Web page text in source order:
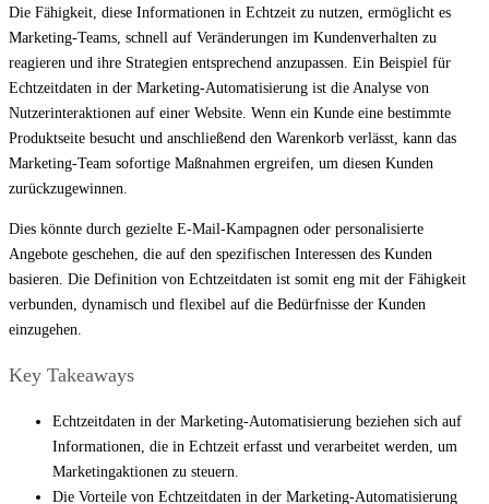
Die Fähigkeit, diese Informationen in Echtzeit zu nutzen, ermöglicht es
Marketing-Teams, schnell auf Veränderungen im Kundenverhalten zu
reagieren und ihre Strategien entsprechend anzupassen. Ein Beispiel für
Echtzeitdaten in der Marketing-Automatisierung ist die Analyse von
Nutzerinteraktionen auf einer Website. Wenn ein Kunde eine bestimmte
Produktseite besucht und anschließend den Warenkorb verlässt, kann das
Marketing-Team sofortige Maßnahmen ergreifen, um diesen Kunden
zurückzugewinnen.
Dies könnte durch gezielte E-Mail-Kampagnen oder personalisierte
Angebote geschehen, die auf den spezifischen Interessen des Kunden
basieren. Die Definition von Echtzeitdaten ist somit eng mit der Fähigkeit
verbunden, dynamisch und flexibel auf die Bedürfnisse der Kunden
einzugehen.
Key Takeaways
Echtzeitdaten in der Marketing-Automatisierung beziehen sich auf
Informationen, die in Echtzeit erfasst und verarbeitet werden, um
Marketingaktionen zu steuern.
Die Vorteile von Echtzeitdaten in der Marketing-Automatisierung